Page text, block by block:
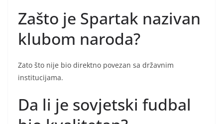
Zašto je Spartak nazivan
klubom naroda?
Zato što nije bio direktno povezan sa državnim
institucijama.
Da li je sovjetski fudbal